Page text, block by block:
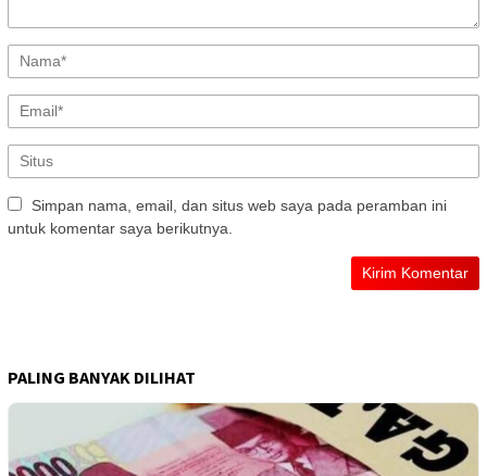
Simpan nama, email, dan situs web saya pada peramban ini
untuk komentar saya berikutnya.
PALING BANYAK DILIHAT